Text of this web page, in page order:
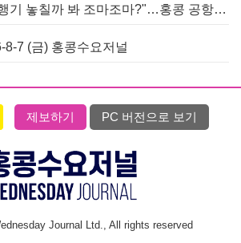
[홍콩공항] "비행기 놓칠까 봐 조마조마?"…홍콩 공항 식당, AI 탑승시간 계산해 메뉴 추천해 준다
8-7 (금) 홍콩수요저널
제보하기 PC 버전으로 보기
Journal Ltd., All rights reserved